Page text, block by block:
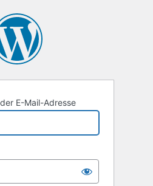
E-Mail-Adresse